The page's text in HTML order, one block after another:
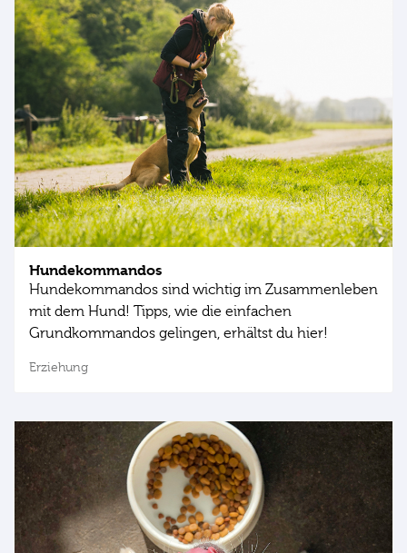
Hundekommandos
Hundekommandos sind wichtig im Zusammenleben
mit dem Hund! Tipps, wie die einfachen
Grundkommandos gelingen, erhältst du hier!
Erziehung